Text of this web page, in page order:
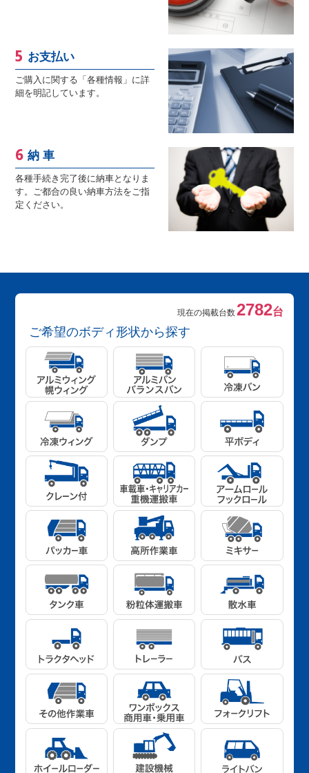
お支払い
ご購入に関する「各種情報」に詳
細を明記しています。
納 車
各種手続き完了後に納車となりま
す。ご都合の良い納車方法をご指
定ください。
現在の掲載台数2782台
ご希望のボディ形状から探す